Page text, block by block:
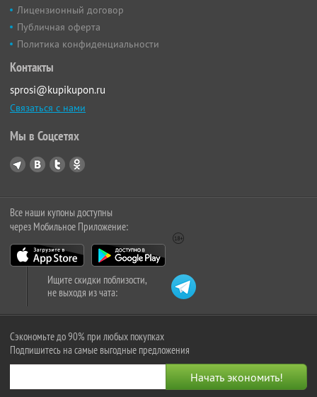
Лицензионный договор
Публичная оферта
Политика конфиденциальности
Контакты
sprosi@kupikupon.ru
Связаться с нами
Мы в Соцсетях
Все наши купоны доступны
через Мобильное Приложение:
Ищите скидки поблизости,
не выходя из чата:
Сэкономьте до 90% при любых покупках
Подпишитесь на самые выгодные предложения